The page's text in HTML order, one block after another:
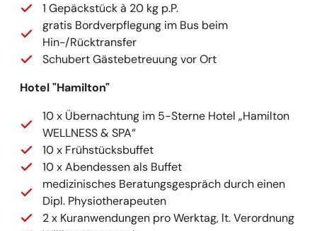
1 Gepäckstück à 20 kg p.P.
gratis Bordverpflegung im Bus beim
Hin-/Rücktransfer
Schubert Gästebetreuung vor Ort
Hotel "Hamilton"
10 x Übernachtung im 5-Sterne Hotel „Hamilton
WELLNESS & SPA“
10 x Frühstücksbuffet
10 x Abendessen als Buffet
medizinisches Beratungsgespräch durch einen
Dipl. Physiotherapeuten
2 x Kuranwendungen pro Werktag, lt. Verordnung